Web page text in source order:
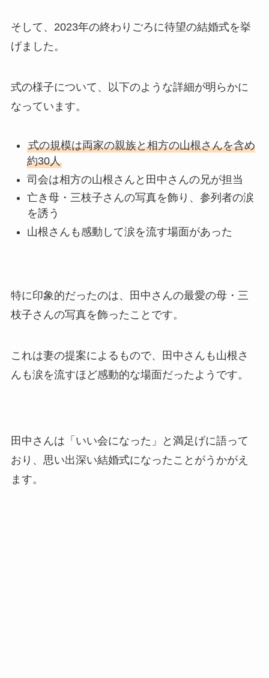
そして、2023年の終わりごろに待望の結婚式を挙
げました。
式の様子について、以下のような詳細が明らかに
なっています。
式の規模は両家の親族と相方の山根さんを含め
約30人
司会は相方の山根さんと田中さんの兄が担当
亡き母・三枝子さんの写真を飾り、参列者の涙
を誘う
山根さんも感動して涙を流す場面があった
特に印象的だったのは、田中さんの最愛の母・三
枝子さんの写真を飾ったことです。
これは妻の提案によるもので、田中さんも山根さ
んも涙を流すほど感動的な場面だったようです。
田中さんは「いい会になった」と満足げに語って
おり、思い出深い結婚式になったことがうかがえ
ます。